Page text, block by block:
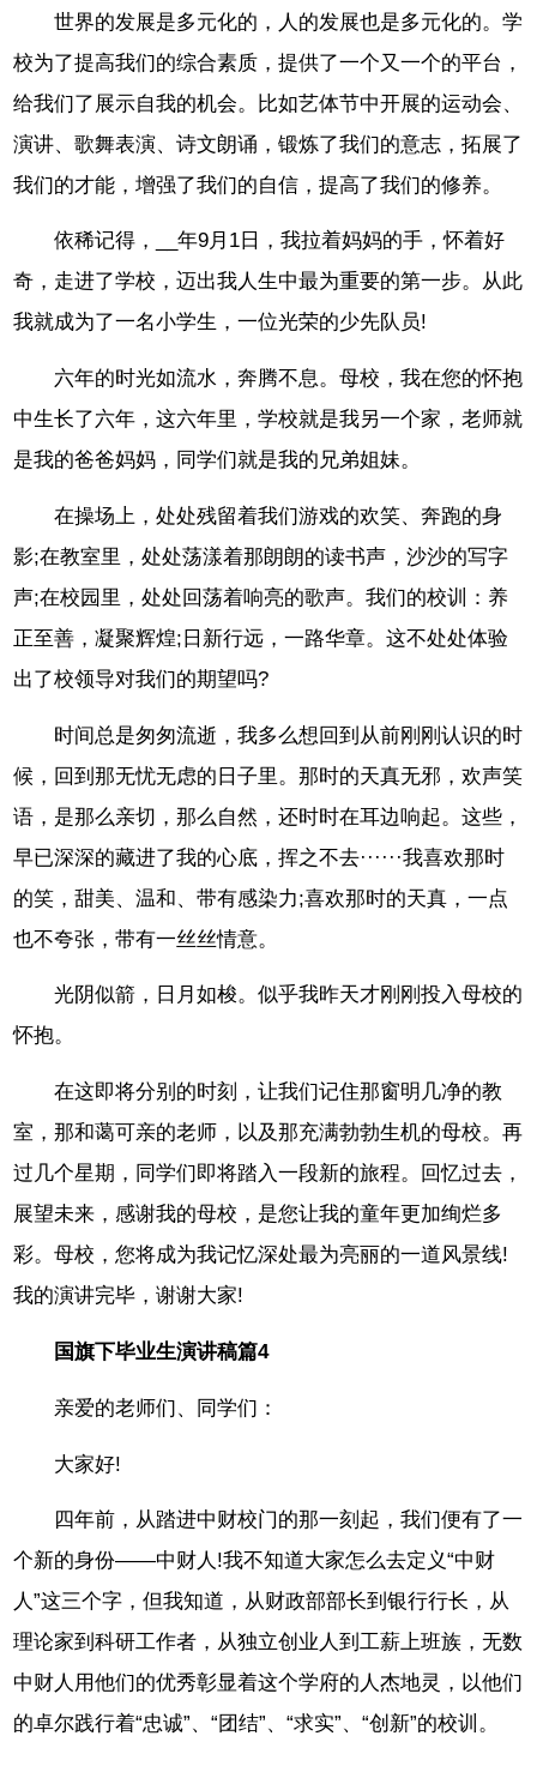
世界的发展是多元化的，人的发展也是多元化的。学
校为了提高我们的综合素质，提供了一个又一个的平台，
给我们了展示自我的机会。比如艺体节中开展的运动会、
演讲、歌舞表演、诗文朗诵，锻炼了我们的意志，拓展了
我们的才能，增强了我们的自信，提高了我们的修养。
依稀记得，__年9月1日，我拉着妈妈的手，怀着好
奇，走进了学校，迈出我人生中最为重要的第一步。从此
我就成为了一名小学生，一位光荣的少先队员!
六年的时光如流水，奔腾不息。母校，我在您的怀抱
中生长了六年，这六年里，学校就是我另一个家，老师就
是我的爸爸妈妈，同学们就是我的兄弟姐妹。
在操场上，处处残留着我们游戏的欢笑、奔跑的身
影;在教室里，处处荡漾着那朗朗的读书声，沙沙的写字
声;在校园里，处处回荡着响亮的歌声。我们的校训：养
正至善，凝聚辉煌;日新行远，一路华章。这不处处体验
出了校领导对我们的期望吗?
时间总是匆匆流逝，我多么想回到从前刚刚认识的时
候，回到那无忧无虑的日子里。那时的天真无邪，欢声笑
语，是那么亲切，那么自然，还时时在耳边响起。这些，
早已深深的藏进了我的心底，挥之不去······我喜欢那时
的笑，甜美、温和、带有感染力;喜欢那时的天真，一点
也不夸张，带有一丝丝情意。
光阴似箭，日月如梭。似乎我昨天才刚刚投入母校的
怀抱。
在这即将分别的时刻，让我们记住那窗明几净的教
室，那和蔼可亲的老师，以及那充满勃勃生机的母校。再
过几个星期，同学们即将踏入一段新的旅程。回忆过去，
展望未来，感谢我的母校，是您让我的童年更加绚烂多
彩。母校，您将成为我记忆深处最为亮丽的一道风景线!
我的演讲完毕，谢谢大家!
国旗下毕业生演讲稿篇4
亲爱的老师们、同学们：
大家好!
四年前，从踏进中财校门的那一刻起，我们便有了一
个新的身份——中财人!我不知道大家怎么去定义“中财
人”这三个字，但我知道，从财政部部长到银行行长，从
理论家到科研工作者，从独立创业人到工薪上班族，无数
中财人用他们的优秀彰显着这个学府的人杰地灵，以他们
的卓尔践行着“忠诚”、“团结”、“求实”、“创新”的校训。